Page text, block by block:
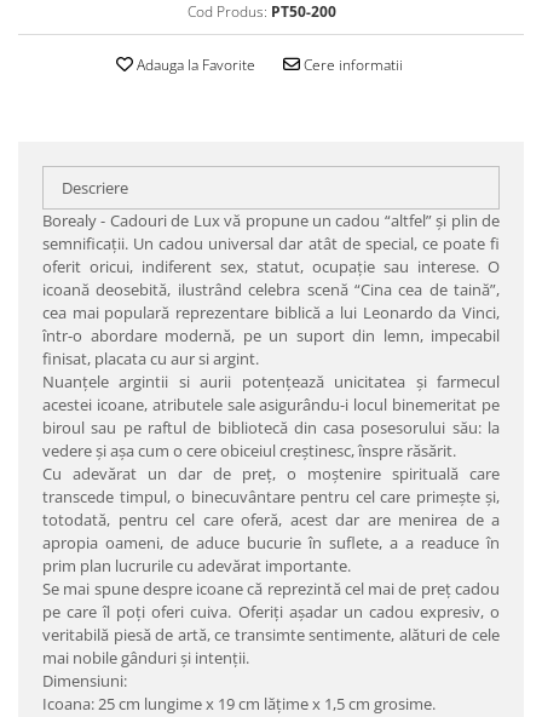
Cod Produs: PT50-200
Adauga la Favorite Cere informatii
Descriere
Borealy - Cadouri de Lux vă propune un cadou “altfel” şi plin de
semnificaţii. Un cadou universal dar atât de special, ce poate fi
oferit oricui, indiferent sex, statut, ocupaţie sau interese. O
icoană deosebită, ilustrând celebra scenă “Cina cea de taină”,
cea mai populară reprezentare biblică a lui Leonardo da Vinci,
într-o abordare modernă, pe un suport din lemn, impecabil
finisat, placata cu aur si argint.
Nuanţele argintii si aurii potenţează unicitatea şi farmecul
acestei icoane, atributele sale asigurându-i locul binemeritat pe
biroul sau pe raftul de bibliotecă din casa posesorului său: la
vedere şi aşa cum o cere obiceiul creştinesc, înspre răsărit.
Cu adevărat un dar de preţ, o moştenire spirituală care
transcede timpul, o binecuvântare pentru cel care primeşte şi,
totodată, pentru cel care oferă, acest dar are menirea de a
apropia oameni, de aduce bucurie în suflete, a a readuce în
prim plan lucrurile cu adevărat importante.
Se mai spune despre icoane că reprezintă cel mai de preţ cadou
pe care îl poţi oferi cuiva. Oferiţi aşadar un cadou expresiv, o
veritabilă piesă de artă, ce transimte sentimente, alături de cele
mai nobile gânduri şi intenţii.
Dimensiuni:
Icoana: 25 cm lungime x 19 cm lăţime x 1,5 cm grosime.